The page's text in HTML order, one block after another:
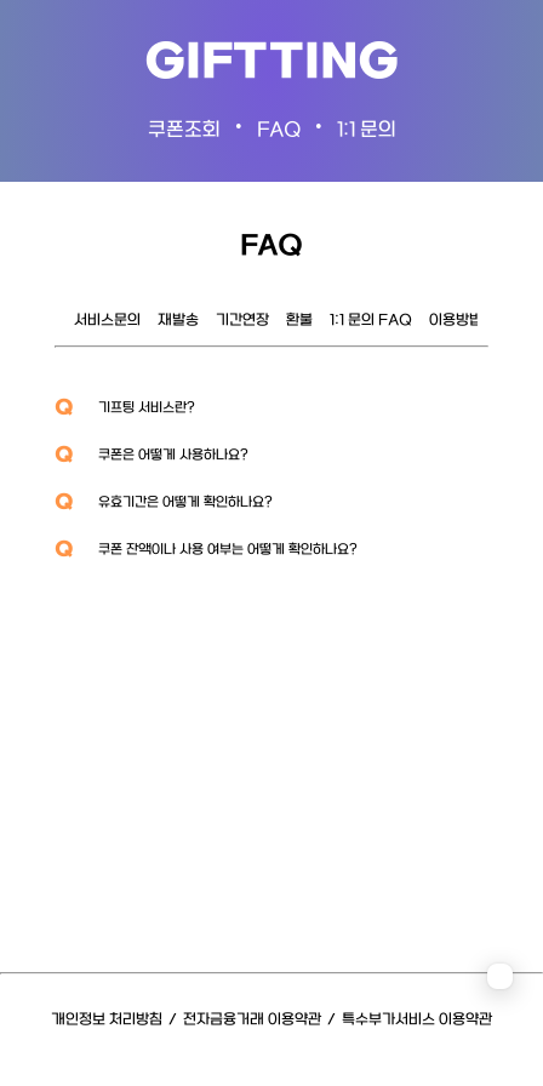
GIFTTING
쿠폰조회 • FAQ • 1:1 문의
FAQ
서비스문의 재발송 기간연장 환불 1:1 문의 FAQ 이용방법
Q 기프팅 서비스란?
Q 쿠폰은 어떻게 사용하나요?
Q 유효기간은 어떻게 확인하나요?
Q 쿠폰 잔액이나 사용 여부는 어떻게 확인하나요?
개인정보 처리방침 / 전자금융거래 이용약관 / 특수부가서비스 이용약관